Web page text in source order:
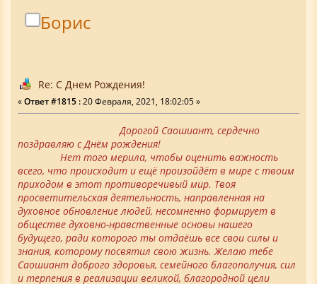
Борис
Re: С Днем Рождения!
«Ответ #1815 : 20 Февраля, 2021, 18:02:05 »
Дорогой Саошиант, сердечно
поздравляю с Днём рождения!
Нет того мерила, чтобы оценить важность
всего, что происходит и ещё произойдёт в мире с твоим
приходом в этот противоречивый мир. Твоя
просветительская деятельность, направленная на
духовное обновление людей, несомненно формирует в
обществе духовно-нравственные основы нашего
будущего, ради которого ты отдаёшь все свои силы и
знания, которому посвятил свою жизнь. Желаю тебе
Саошиант доброго здоровья, семейного благополучия, сил
и терпения в реализации великой, благородной цели